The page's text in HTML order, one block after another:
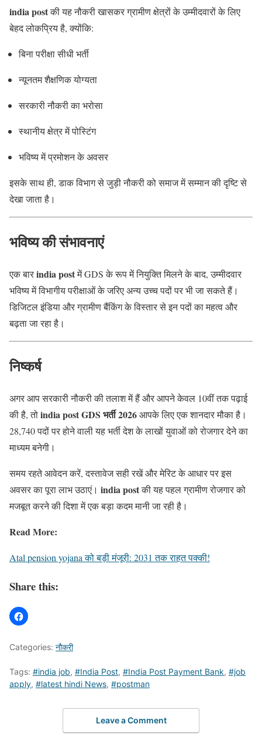
india postकी यह नौकरी खासकर ग्रामीण क्षेत्रों के उम्मीदवारों के लिए
बेहद लोकप्रिय है, क्योंकि:
बिना परीक्षा सीधी भर्ती
न्यूनतम शैक्षणिक योग्यता
सरकारी नौकरी का भरोसा
स्थानीय क्षेत्र में पोस्टिंग
भविष्य में प्रमोशन के अवसर
इसके साथ ही, डाक विभाग से जुड़ी नौकरी को समाज में सम्मान की दृष्टि से
देखा जाता है।
भविष्य की संभावनाएं
एक बारindia postमें GDS के रूप में नियुक्ति मिलने के बाद, उम्मीदवार
भविष्य में विभागीय परीक्षाओं के जरिए अन्य उच्च पदों पर भी जा सकते हैं।
डिजिटल इंडिया और ग्रामीण बैंकिंग के विस्तार से इन पदों का महत्व और
बढ़ता जा रहा है।
निष्कर्ष
अगर आप सरकारी नौकरी की तलाश में हैं और आपने केवल 10वीं तक पढ़ाई
की है, तोindia post GDS भर्ती 2026आपके लिए एक शानदार मौका है।
28,740 पदों पर होने वाली यह भर्ती देश के लाखों युवाओं को रोजगार देने का
माध्यम बनेगी।
समय रहते आवेदन करें, दस्तावेज सही रखें और मेरिट के आधार पर इस
अवसर का पूरा लाभ उठाएं। india postकी यह पहल ग्रामीण रोजगार को
मजबूत करने की दिशा में एक बड़ा कदम मानी जा रही है।
Read More:
Atal pension yojana को बड़ी मंजूरी: 2031 तक राहत पक्की!
Share this:
Categories: नौकरी
Tags: #india job, #India Post, #India Post Payment Bank, #job
apply, #latest hindi News, #postman
Leave a Comment